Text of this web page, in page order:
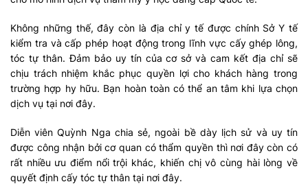
Không những thế, đây còn là địa chỉ y tế được chính Sở Y tế
kiểm tra và cấp phép hoạt động trong lĩnh vực cấy ghép lông,
tóc tự thân. Đảm bảo uy tín của cơ sở và cam kết địa chỉ sẽ
chịu trách nhiệm khắc phục quyền lợi cho khách hàng trong
trường hợp hy hữu. Bạn hoàn toàn có thể an tâm khi lựa chọn
dịch vụ tại nơi đây.
Diễn viên Quỳnh Nga chia sẻ, ngoài bề dày lịch sử và uy tín
được công nhận bởi cơ quan có thẩm quyền thì nơi đây còn có
rất nhiều ưu điểm nổi trội khác, khiến chị vô cùng hài lòng về
quyết định cấy tóc tự thân tại nơi đây.